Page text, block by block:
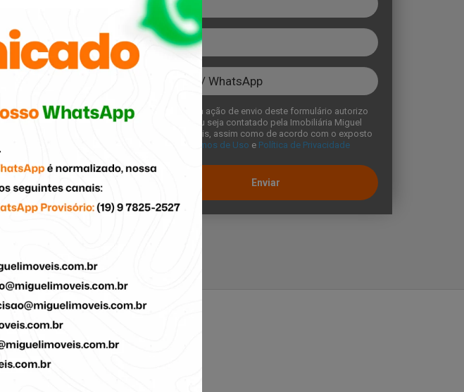
Com a ação de envio deste formulário autorizo
que eu seja contatado pela Imobiliária Miguel
Imóveis, assim como de acordo com o exposto
Temos de Uso e Política de Privacidade
Enviar